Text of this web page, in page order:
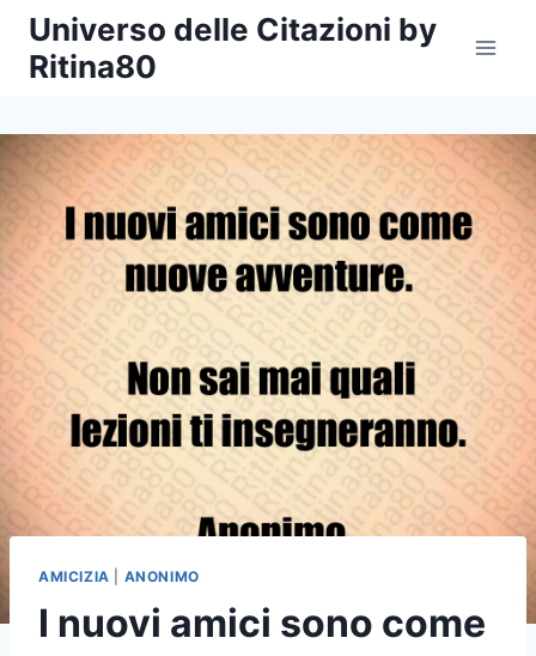
Salta
contenuto
Universo delle Citazioni by
Ritina80
AMICIZIA ANONIMO
I nuovi amici sono come